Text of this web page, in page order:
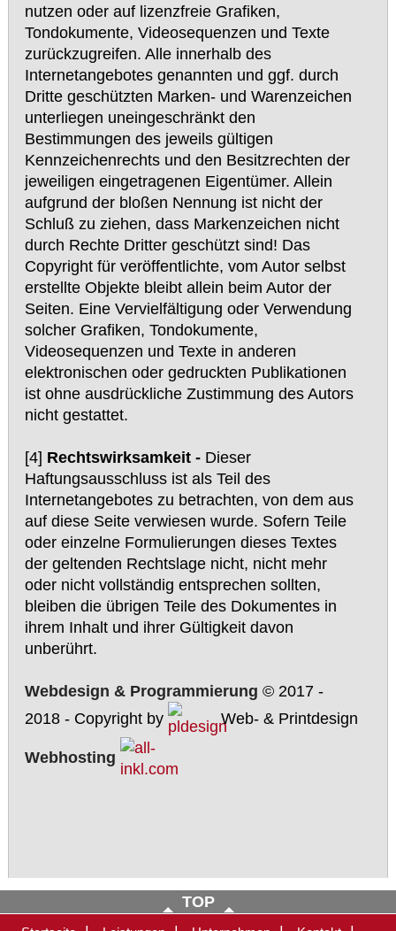
nutzen oder auf lizenzfreie Grafiken,
Tondokumente, Videosequenzen und Texte
zurückzugreifen. Alle innerhalb des
Internetangebotes genannten und ggf. durch
Dritte geschützten Marken- und Warenzeichen
unterliegen uneingeschränkt den
Bestimmungen des jeweils gültigen
Kennzeichenrechts und den Besitzrechten der
jeweiligen eingetragenen Eigentümer. Allein
aufgrund der bloßen Nennung ist nicht der
Schluß zu ziehen, dass Markenzeichen nicht
durch Rechte Dritter geschützt sind! Das
Copyright für veröffentlichte, vom Autor selbst
erstellte Objekte bleibt allein beim Autor der
Seiten. Eine Vervielfältigung oder Verwendung
solcher Grafiken, Tondokumente,
Videosequenzen und Texte in anderen
elektronischen oder gedruckten Publikationen
ist ohne ausdrückliche Zustimmung des Autors
nicht gestattet.
[4] Rechtswirksamkeit - Dieser
Haftungsausschluss ist als Teil des
Internetangebotes zu betrachten, von dem aus
auf diese Seite verwiesen wurde. Sofern Teile
oder einzelne Formulierungen dieses Textes
der geltenden Rechtslage nicht, nicht mehr
oder nicht vollständig entsprechen sollten,
bleiben die übrigen Teile des Dokumentes in
ihrem Inhalt und ihrer Gültigkeit davon
unberührt.
Webdesign & Programmierung © 2017 -
2018 - Copyright by
Web- & Printdesign
Webhosting
TOP